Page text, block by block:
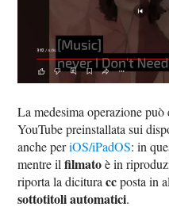
La medesima operazione
YouTube preinstallata sui
anche periOS/iPadOS: in
mentre ilfilmatoè in
riporta la dicituraccposta in
sottotitoli automatici.